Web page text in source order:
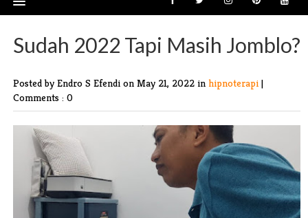
Sudah 2022 Tapi Masih Jomblo?
Posted by Endro S Efendi on May 21, 2022 in hipnoterapi |
Comments : 0